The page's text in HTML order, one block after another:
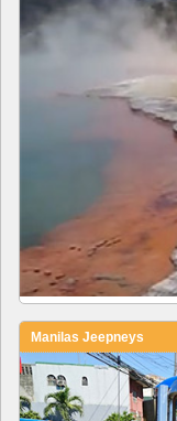
Manilas Jeepneys